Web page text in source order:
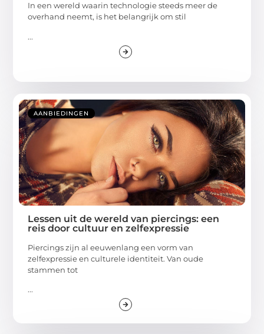
In een wereld waarin technologie steeds meer de
overhand neemt, is het belangrijk om stil
...
AANBIEDINGEN
Lessen uit de wereld van piercings: een
reis door cultuur en zelfexpressie
Piercings zijn al eeuwenlang een vorm van
zelfexpressie en culturele identiteit. Van oude
stammen tot
...